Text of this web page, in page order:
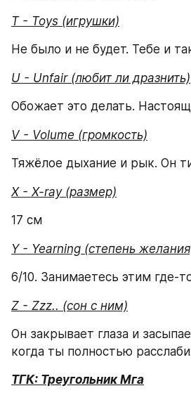
T - Toys (игрушки)
Не было и не будет. Тебе и
U - Unfair (любит ли дразнить)
Обожает это делать.
V - Volume (громкость)
Тяжёлое дыхание и рык. Он
X - X-ray (размер)
17 см
Y - Yearning (степень
6/10. Занимаетесь этим где-
Z - Zzz.. (сон с ним)
Он закрывает глаза и
когда ты полностью
ТГК: Треугольник Мга